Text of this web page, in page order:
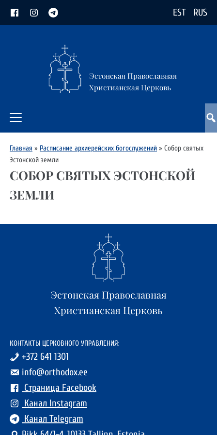
EST RUS
Эстонская Православная
Христианская Церковь
Главная » Расписание архиерейских богослужений » Собор святых
Эстонской земли
СОБОР СВЯТЫХ ЭСТОНСКОЙ
ЗЕМЛИ
Эстонская Православная
Христианская Церковь
КОНТАКТЫ ЦЕРКОВНОГО УПРАВЛЕНИЯ:
+372 641 1301
info@orthodox.ee
Страница Facebook
Канал Instagram
Канал Telegram